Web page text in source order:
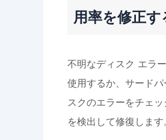
用率を修正す
不明なディスク エラ
使用するか、サード
スクのエラーをチェ
を検出して修復します